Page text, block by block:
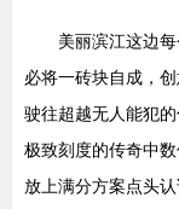
美丽滨江这边
必将一砖块自成，
驶往超越无人能犯
极致刻度的传奇中
放上满分方案点头